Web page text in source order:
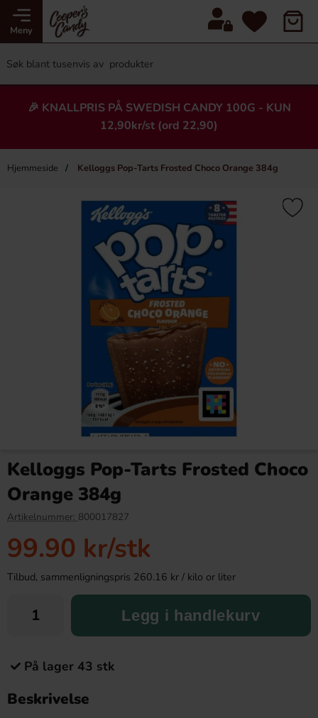
Meny
🎉 KNALLPRIS PÅ SWEDISH CANDY 100G - KUN
12,90kr/st (ord 22,90)
Hjemmeside Kelloggs Pop-Tarts Frosted Choco Orange 384g
Heading
×
Chocolate & Red Cherry 280g
99.90 kr 24.90 kr
Köp
Caramel Hazelnut Flavour
330ml(BF:22-06-2026)
Kelloggs Pop-Tarts Frosted Choco
Orange 384g
Artikelnummer: 800017827
99.90 kr/stk
Tilbud, sammenligningspris 260.16 kr / kilo or liter
Legg i handlekurv
På lager 43 stk
Beskrivelse